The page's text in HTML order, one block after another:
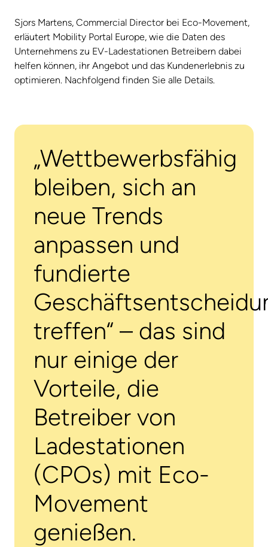
Sjors Martens, Commercial Director bei Eco-Movement,
erläutert Mobility Portal Europe, wie die Daten des
Unternehmens zu EV-Ladestationen Betreibern dabei
helfen können, ihr Angebot und das Kundenerlebnis zu
optimieren. Nachfolgend finden Sie alle Details.
„Wettbewerbsfähig
bleiben, sich an
neue Trends
anpassen und
fundierte
treffen“ – das sind
nur einige der
Vorteile, die
Betreiber von
Ladestationen
(CPOs) mit Eco-
Movement
genießen.